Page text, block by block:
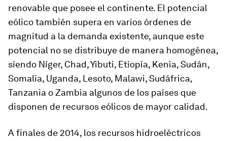
renovable que posee el continente. El potencial
eólico también supera en varios órdenes de
magnitud a la demanda existente, aunque este
potencial no se distribuye de manera homogénea,
siendo Níger, Chad, Yibuti, Etiopía, Kenia, Sudán,
Somalia, Uganda, Lesoto, Malawi, Sudáfrica,
Tanzania o Zambia algunos de los países que
disponen de recursos eólicos de mayor calidad.
A finales de 2014, los recursos hidroeléctricos